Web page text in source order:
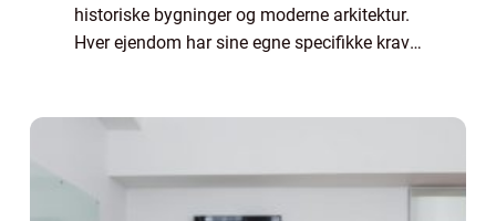
historiske bygninger og moderne arkitektur.
Hver ejendom har sine egne specifikke krav,